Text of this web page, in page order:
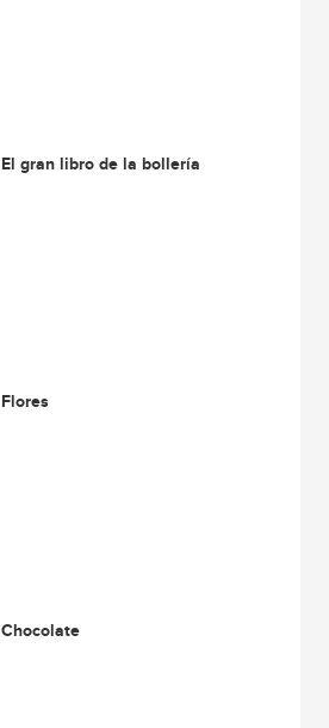
El gran libro de la bollería
Flores
Chocolate